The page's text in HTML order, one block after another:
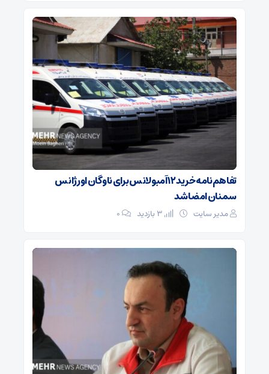
تفاهم‌نامه خرید ۱۲ آمبولانس برای ناوگان اورژانس
سمنان امضا شد
مدیر سایت ۰